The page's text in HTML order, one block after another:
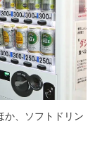
、ソフトドリン